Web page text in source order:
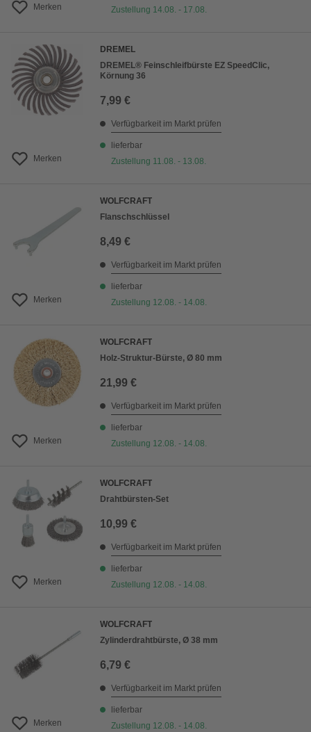
Merken
Zustellung 14.08. - 17.08.
Merken
DREMEL
DREMEL® Feinschleifbürste EZ SpeedClic,
Körnung 36
7,99 €
Verfügbarkeit im Markt prüfen
lieferbar
Zustellung 11.08. - 13.08.
Merken
WOLFCRAFT
Flanschschlüssel
8,49 €
Verfügbarkeit im Markt prüfen
lieferbar
Zustellung 12.08. - 14.08.
Merken
WOLFCRAFT
Holz-Struktur-Bürste, Ø 80 mm
21,99 €
Verfügbarkeit im Markt prüfen
lieferbar
Zustellung 12.08. - 14.08.
Merken
WOLFCRAFT
Drahtbürsten-Set
10,99 €
Verfügbarkeit im Markt prüfen
lieferbar
Zustellung 12.08. - 14.08.
Merken
WOLFCRAFT
Zylinderdrahtbürste, Ø 38 mm
6,79 €
Verfügbarkeit im Markt prüfen
lieferbar
Zustellung 12.08. - 14.08.